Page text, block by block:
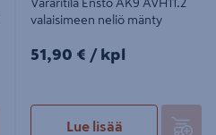
Vararitilä Ensto AK9 AVH11.2
valaisimeen neliö mänty
51,90€/kpl
51,90 € / kpl
Lue lisää